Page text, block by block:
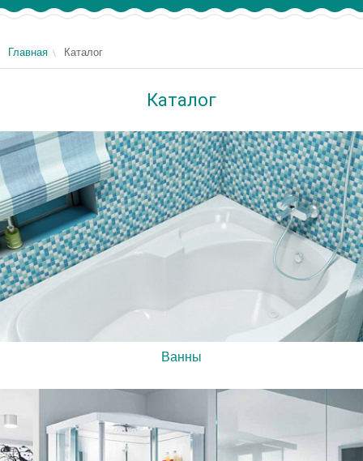
Главная Каталог
Каталог
Ванны